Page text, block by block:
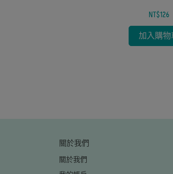
NT$126
加入購物
關於我們
關於我們